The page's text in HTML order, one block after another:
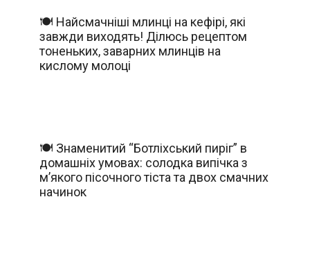
🍽️ Найсмачніші млинці на кефірі, які
завжди виходять! Ділюсь рецептом
тоненьких, заварних млинців на
кислому молоці
🍽️ Знаменитий “Ботліхський пиріг” в
домашніх умовах: солодка випічка з
м’якого пісочного тіста та двох смачних
начинок